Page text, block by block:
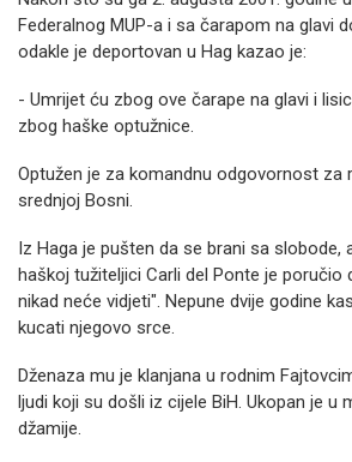
Federalnog MUP-a i sa čarapom na glavi
odakle je deportovan u Hag kazao je:
- Umrijet ću zbog ove čarape na glavi i
zbog haške optužnice.
Optužen je za komandnu odgovornost za
srednjoj Bosni.
Iz Haga je pušten da se brani sa slobode,
haškoj tužiteljici Carli del Ponte je poručio
nikad neće vidjeti". Nepune dvije godine
kucati njegovo srce.
Dženaza mu je klanjana u rodnim
ljudi koji su došli iz cijele BiH. Ukopan je u
džamije.